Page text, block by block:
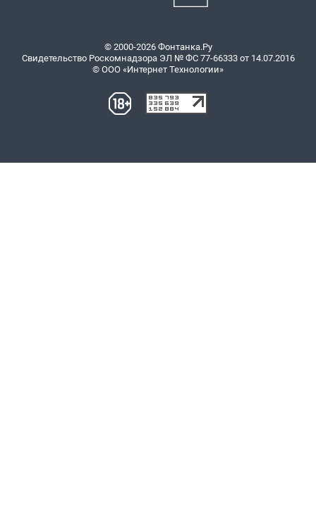
© 2000-2026 Фонтанка.Ру
Свидетельство Роскомнадзора ЭЛ № ФС 77-66333 от 14.07.2016
© ООО «Интернет Технологии»